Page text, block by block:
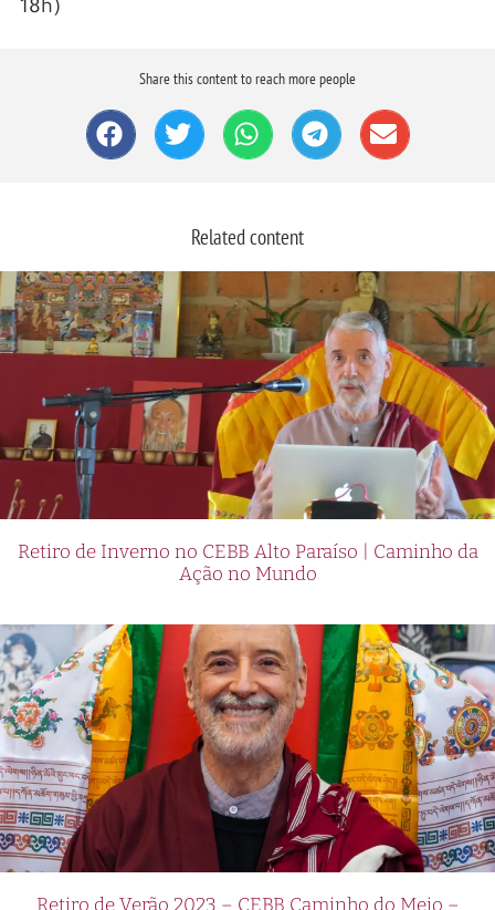
18h)
Share this content to reach more people
Related content
Retiro de Inverno no CEBB Alto Paraíso | Caminho da
Ação no Mundo
Retiro de Verão 2023 – CEBB Caminho do Meio –